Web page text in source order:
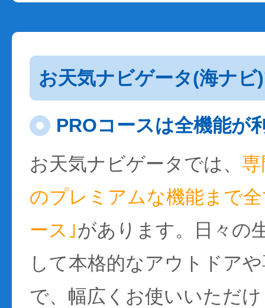
お天気ナビゲータ(海ナビ
PROコースは全機能が
お天気ナビゲータでは、
のプレミアムな機能まで
ース｣があります。日々の
して本格的なアウトドア
で、幅広くお使いいただ